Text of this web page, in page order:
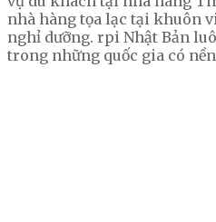
nhà hàng tọa lạc tại khuôn
nghỉ dưỡng. rpi Nhật Bản
trong những quốc gia có